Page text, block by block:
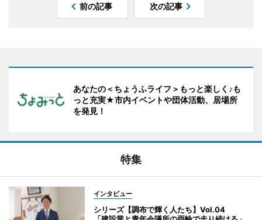
前の記事 次の記事
あなたの＜ちょうふライフ＞もっと楽しく♪も
っと充実★市内イベントや団体活動、居場所
を発見！
特集
インタビュー
シリーズ【調布で輝く人たち】Vol.04